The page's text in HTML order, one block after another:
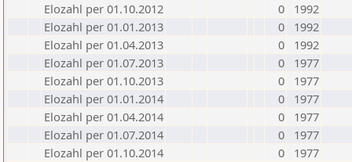
Elozahl per 01.10.2012
0
1992
Elozahl per 01.01.2013
0
1992
Elozahl per 01.04.2013
0
1992
Elozahl per 01.07.2013
0
1977
Elozahl per 01.10.2013
0
1977
Elozahl per 01.01.2014
0
1977
Elozahl per 01.04.2014
0
1977
Elozahl per 01.07.2014
0
1977
Elozahl per 01.10.2014
0
1977